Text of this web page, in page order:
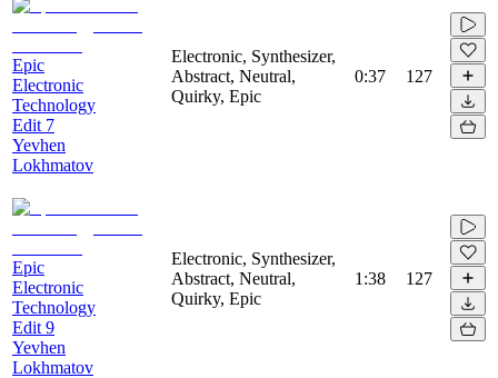
Epic
Electronic
Technology
Edit 7
Yevhen
Lokhmatov
Electronic, Synthesizer,
Abstract, Neutral,
Quirky, Epic
0:37 127
Epic
Electronic
Technology
Edit 9
Yevhen
Lokhmatov
Electronic, Synthesizer,
Abstract, Neutral,
Quirky, Epic
1:38 127